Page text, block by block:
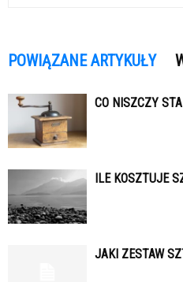
POWIĄZANE ARTYKUŁY
CO NISZCZY
ILE KOSZTUJE
JAKI ZESTAW